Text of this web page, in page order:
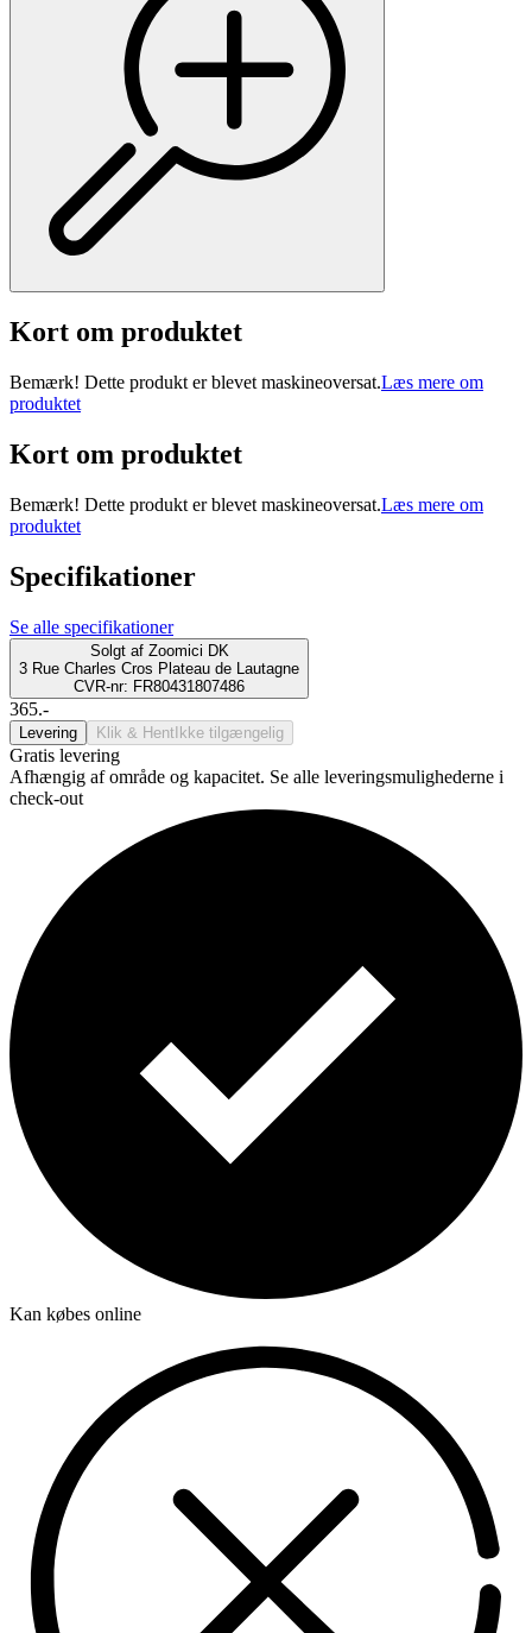
Kort om produktet
Bemærk! Dette produkt er blevet maskineoversat.Læs mere om
produktet
Kort om produktet
Bemærk! Dette produkt er blevet maskineoversat.Læs mere om
produktet
Specifikationer
Se alle specifikationer
Solgt af Zoomici DK
3 Rue Charles Cros Plateau de Lautagne
CVR-nr: FR80431807486
365.-
Levering Klik & Hent Ikke tilgængelig
Gratis levering
Afhængig af område og kapacitet. Se alle leveringsmulighederne i
check-out
Kan købes online